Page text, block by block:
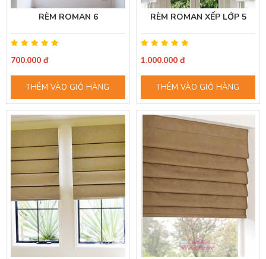
RÈM ROMAN 6
700.000 đ
THÊM VÀO GIỎ HÀNG
RÈM ROMAN XẾP LỚP 5
1.000.000 đ
THÊM VÀO GIỎ HÀNG